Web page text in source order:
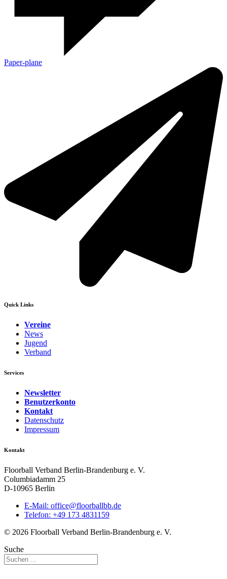
Paper-plane
Quick Links
Vereine
News
Jugend
Verband
Services
Newsletter
Benutzerkonto
Kontakt
Datenschutz
Impressum
Kontakt
Floorball Verband Berlin-Brandenburg e. V.
Columbiadamm 25
D-10965 Berlin
E-Mail: ed.bbllabroolf@eciffo
Telefon: +49 173 4831159
© 2026 Floorball Verband Berlin-Brandenburg e. V.
Suche